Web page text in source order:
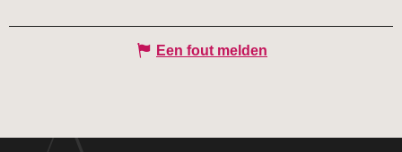
Een fout melden